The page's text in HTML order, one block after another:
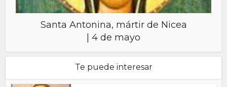
Santa Antonina, mártir de Nicea
| 4 de mayo
Te puede interesar